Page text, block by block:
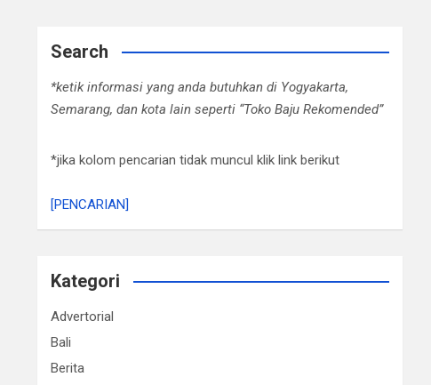
Search
*ketik informasi yang anda butuhkan di Yogyakarta,
Semarang, dan kota lain seperti “Toko Baju Rekomended”
*jika kolom pencarian tidak muncul klik link berikut
[PENCARIAN]
Kategori
Advertorial
Bali
Berita